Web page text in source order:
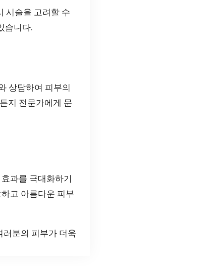
시술을 고려할 수
습니다.
상담하여 피부의
지 전문가에게 문
과를 극대화하기
고 아름다운 피부
러분의 피부가 더욱